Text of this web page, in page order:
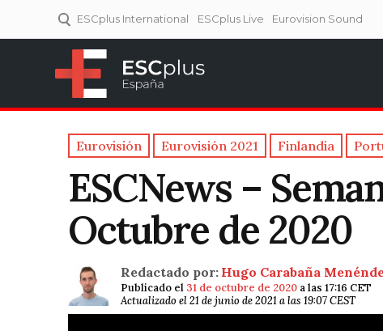
ESCplus International ESCplus Live Eurovision Sound
Eurovisión Eurovisión 2021 Finlandia
ESCNews –
Octubre de 2020
Redactado por: Hugo Carabaña
Publicado el 31 de octubre de 2020 a las 17:16 CET
Actualizado el 21 de junio de 2021 a las 19:07 CEST